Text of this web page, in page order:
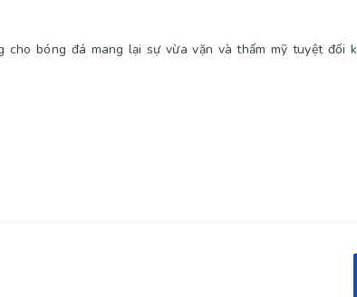
bóng đá mang lại sự vừa vặn và thẩm mỹ tuyệt đối